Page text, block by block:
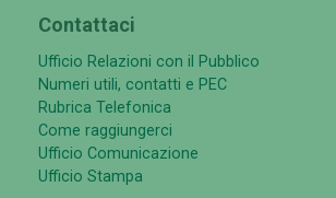
Contattaci
Ufficio Relazioni con il Pubblico
Numeri utili, contatti e PEC
Rubrica Telefonica
Come raggiungerci
Ufficio Comunicazione
Ufficio Stampa